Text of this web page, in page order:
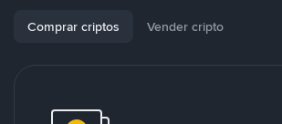
Comprar criptos Vender cripto